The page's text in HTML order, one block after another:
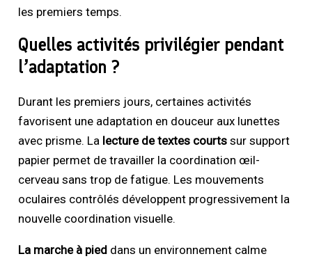
les premiers temps.
Quelles activités privilégier pendant
l’adaptation ?
Durant les premiers jours, certaines activités
favorisent une adaptation en douceur aux lunettes
avec prisme. La lecture de textes courts sur support
papier permet de travailler la coordination œil-
cerveau sans trop de fatigue. Les mouvements
oculaires contrôlés développent progressivement la
nouvelle coordination visuelle.
La marche à pied dans un environnement calme